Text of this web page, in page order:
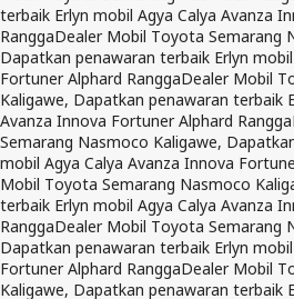
terbaik Erlyn mobil Agya Calya Avanza
RanggaDealer Mobil Toyota Semarang
Dapatkan penawaran terbaik Erlyn
Fortuner Alphard RanggaDealer Mobil
Kaligawe, Dapatkan penawaran terbaik
Avanza Innova Fortuner Alphard Rangga
Semarang Nasmoco Kaligawe,
mobil Agya Calya Avanza Innova
Mobil Toyota Semarang Nasmoco
terbaik Erlyn mobil Agya Calya Avanza
RanggaDealer Mobil Toyota Semarang
Dapatkan penawaran terbaik Erlyn
Fortuner Alphard RanggaDealer Mobil
Kaligawe, Dapatkan penawaran terbaik